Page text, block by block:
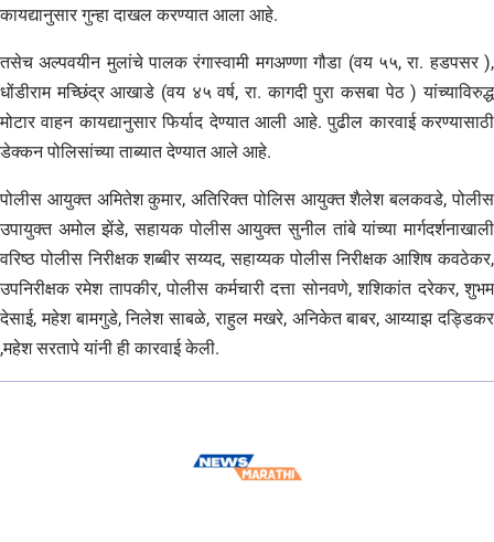
कायद्यानुसार गुन्हा दाखल करण्यात आला आहे.
तसेच अल्पवयीन मुलांचे पालक रंगास्वामी मगअण्णा गौडा (वय ५५, रा. हडपसर ),
धोंडीराम मच्छिंद्र आखाडे (वय ४५ वर्ष, रा. कागदी पुरा कसबा पेठ ) यांच्याविरुद्ध
मोटार वाहन कायद्यानुसार फिर्याद देण्यात आली आहे. पुढील कारवाई करण्यासाठी
डेक्कन पोलिसांच्या ताब्यात देण्यात आले आहे.
पोलीस आयुक्त अमितेश कुमार, अतिरिक्त पोलिस आयुक्त शैलेश बलकवडे, पोलीस
उपायुक्त अमोल झेंडे, सहायक पोलीस आयुक्त सुनील तांबे यांच्या मार्गदर्शनाखाली
वरिष्ठ पोलीस निरीक्षक शब्बीर सय्यद, सहाय्यक पोलीस निरीक्षक आशिष कवठेकर,
उपनिरीक्षक रमेश तापकीर, पोलीस कर्मचारी दत्ता सोनवणे, शशिकांत दरेकर, शुभम
देसाई, महेश बामगुडे, निलेश साबळे, राहुल मखरे, अनिकेत बाबर, आय्याझ दड्डिकर
,महेश सरतापे यांनी ही कारवाई केली.